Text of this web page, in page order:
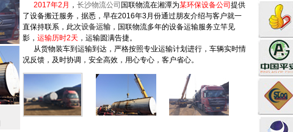
2017年2月 ， 长沙物流公司 国联物流在湘潭为某环保设备公司 提供
了设备搬迁服务，据悉，早在2016年3月份通过朋友介绍与客户就一
直保持联系，此次设备运输，国联物流多年的设备运输服务立竿见
影， 运输历时2天 ，运输圆满告捷。
从货物装车到运输到达，严格按照专业运输计划进行，车辆实时情
况反馈，及时协调，安全高效，用心专心，客户省心。